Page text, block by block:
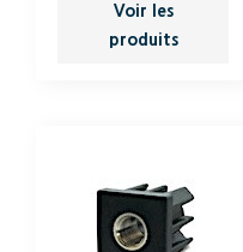
Voir les
produits